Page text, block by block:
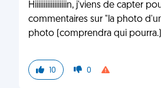
Hiiiiiiiiiiiiiiiiiin, j'viens de capter
commentaires sur "la photo
photo (comprendra qui
10 0